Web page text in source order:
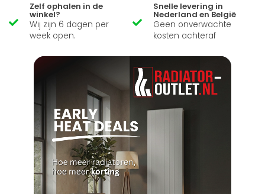
Zelf ophalen in de
winkel?
Wij zijn 6 dagen per
week open.
Snelle levering in
Nederland en België
Geen onverwachte
kosten achteraf